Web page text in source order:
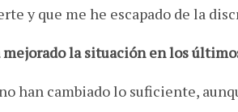
y que me he escapado de la
mejorado la situación en los
han cambiado lo suficiente,